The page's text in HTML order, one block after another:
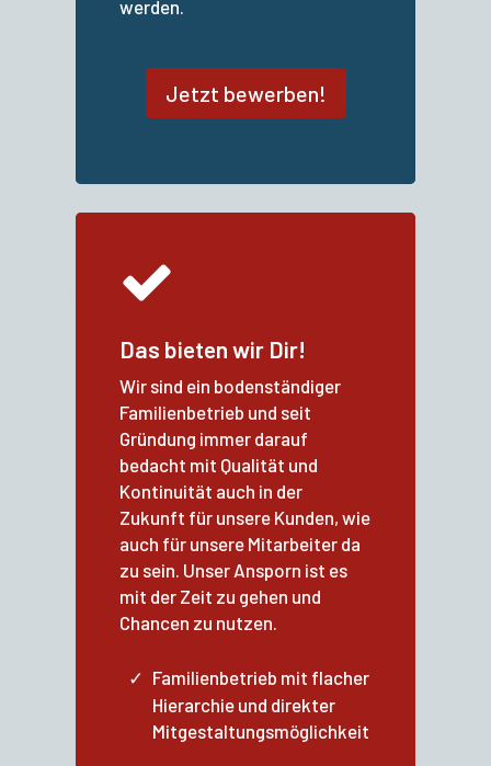
werden.
Jetzt bewerben!
Das bieten wir Dir!
Wir sind ein bodenständiger
Familienbetrieb und seit
Gründung immer darauf
bedacht mit Qualität und
Kontinuität auch in der
Zukunft für unsere Kunden, wie
auch für unsere Mitarbeiter da
zu sein. Unser Ansporn ist es
mit der Zeit zu gehen und
Chancen zu nutzen.
Familienbetrieb mit flacher
Hierarchie und direkter
Mitgestaltungsmöglichkeit